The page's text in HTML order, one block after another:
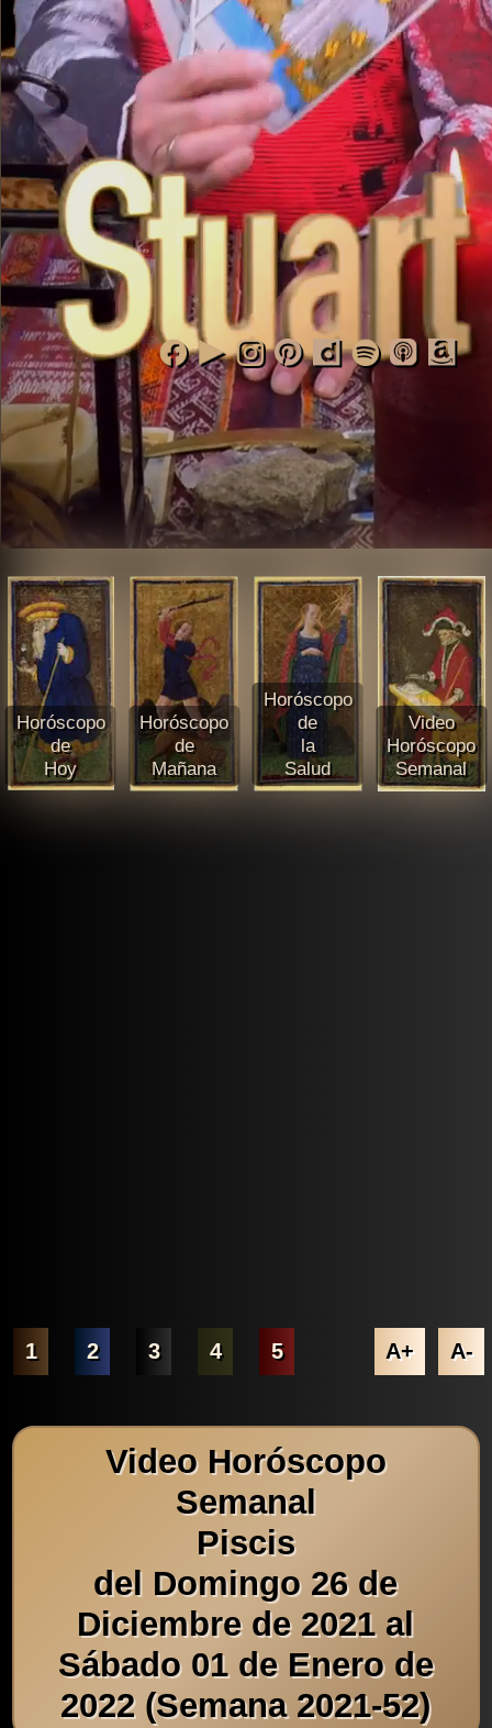
Horóscopo
de
Hoy
Horóscopo
de
Mañana
Horóscopo
de
la
Salud
Video
Horóscopo
Semanal
1 2 3 4 5 A+ A-
Video Horóscopo
Semanal
Piscis
del Domingo 26 de
Diciembre de 2021 al
Sábado 01 de Enero de
2022 (Semana 2021-52)